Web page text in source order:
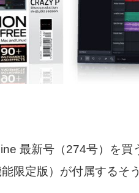
最新号（274号）を買
限定版）が付属するそう